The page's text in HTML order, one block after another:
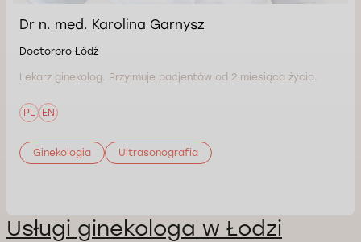
Dr n. med. Karolina Garnysz
Doctorpro Łódź
Lekarz ginekolog. Przyjmuje pacjentów od 2 miesiąca życia.
PL EN
Ginekologia Ultrasonografia
Usługi ginekologa w Łodzi